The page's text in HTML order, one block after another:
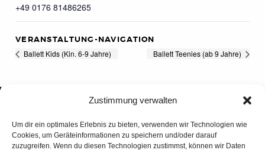
Zustimmung verwalten
Um dir ein optimales Erlebnis zu bieten, verwenden wir Technologien wie
Cookies, um Geräteinformationen zu speichern und/oder darauf
zuzugreifen. Wenn du diesen Technologien zustimmst, können wir Daten
+49 0176 81486265
VERANSTALTUNG-NAVIGATION
Ballett Kids (Kin. 6-9 Jahre) Ballett Teenies (ab 9 Jahre)